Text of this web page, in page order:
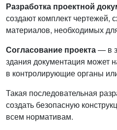
Разработка проектной
создают комплект чертежей,
материалов, необходимых
Согласование проекта— в
здания документация может
в контролирующие органы
Такая последовательная
создать безопасную
всем нормативам.